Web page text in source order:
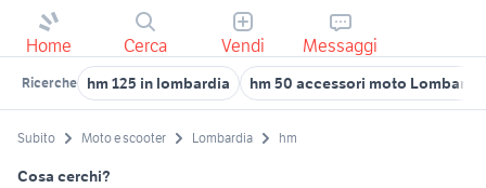
Home Cerca Vendi Messaggi
Ricerche hm 125 in lombardia hm 50 accessori moto
Subito Moto e scooter Lombardia hm
Cosa cerchi?